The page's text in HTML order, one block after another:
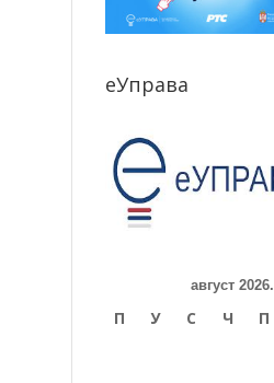
еУправа
август 2026.
П У С Ч П